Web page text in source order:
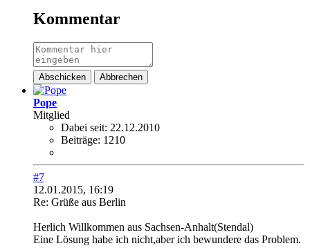
Kommentar
Abschicken Abbrechen
Pope
Mitglied
Dabei seit: 22.12.2010
Beiträge: 1210
#7
12.01.2015, 16:19
Re: Grüße aus Berlin
Herlich Willkommen aus Sachsen-Anhalt(Stendal)
Eine Lösung habe ich nicht,aber ich bewundere das Problem.